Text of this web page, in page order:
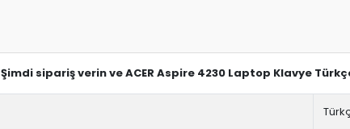
Şimdi sipariş verin ve ACER Aspire 4230 Laptop Klavye